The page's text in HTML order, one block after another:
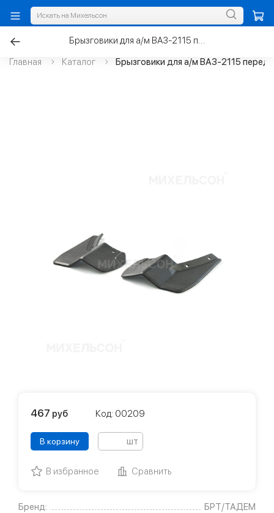
Главная Каталог Брызговики для а/м ВАЗ-2115
Бренд:
БРТ/ТАДЕМ
467 руб Код: 00209
В корзину шт
В избранное Сравнить